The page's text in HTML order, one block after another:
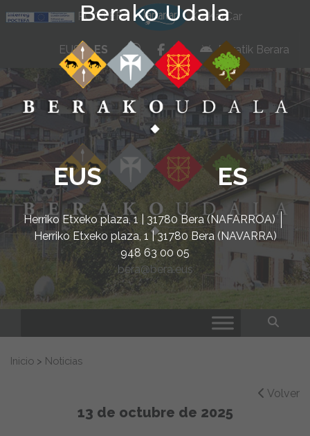
Berako Udala
EUS ES
Herriko Etxeko plaza, 1 | 31780 Bera (NAFARROA)
Herriko Etxeko plaza, 1 | 31780 Bera (NAVARRA)
948 63 00 05
bera@bera.eus
POCTEFA KarKarCar
EUS ES whatsapp
facebook
instagram
Beratik Berara
Buscar:
Inicio > Noticias
Volver
13 de octubre de 2025